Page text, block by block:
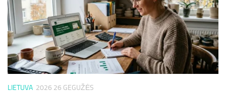
LIETUVA 2026 26 GEGUŽĖS